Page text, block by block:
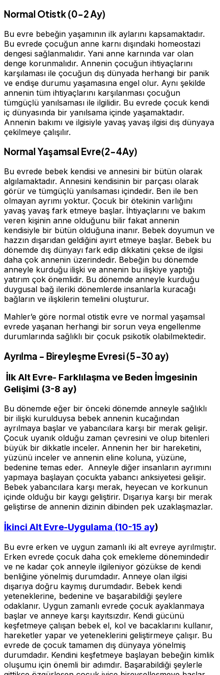
Normal Otistk (0-2 Ay)
Bu evre bebeğin yaşamının ilk aylarını kapsamaktadır.
Bu evrede çocuğun anne karnı dışındaki homeostazi
dengesi sağlanmalıdır. Yani anne karnında var olan
denge korunmalıdır. Annenin çocuğun ihtiyaçlarını
karşılaması ile çocuğun dış dünyada herhangi bir panik
ve endişe durumu yaşamasına engel olur. Aynı şekilde
annenin tüm ihtiyaçlarını karşılanması çocuğun
tümgüçlü yanılsaması ile ilgilidir. Bu evrede çocuk kendi
iç dünyasında bir yanılsama içinde yaşamaktadır.
Annenin bakımı ve ilgisiyle yavaş yavaş ilgisi dış dünyaya
çekilmeye çalışılır.
Normal Yaşamsal Evre(2-4Ay)
Bu evrede bebek kendisi ve annesini bir bütün olarak
algılamaktadır. Annesini kendisinin bir parçası olarak
görür ve tümgüçlü yanılsaması içindedir. Ben ile ben
olmayan ayrımı yoktur. Çocuk bir ötekinin varlığını
yavaş yavaş fark etmeye başlar. İhtiyaçlarını ve bakım
veren kişinin anne olduğunu bilir fakat annenin
kendisiyle bir bütün olduğuna inanır. Bebek doyumun ve
hazzın dışarıdan geldiğini ayırt etmeye başlar. Bebek bu
dönemde dış dünyayı fark edip dikkatini çekse de ilgisi
daha çok annenin üzerindedir. Bebeğin bu dönemde
anneyle kurduğu ilişki ve annenin bu ilişkiye yaptığı
yatırım çok önemlidir. Bu dönemde anneyle kurduğu
duygusal bağ ileriki dönemlerde insanlarla kuracağı
bağların ve ilişkilerin temelini oluşturur.
Mahler’e göre normal otistik evre ve normal yaşamsal
evrede yaşanan herhangi bir sorun veya engellenme
durumlarında sağlıklı bir çocuk psikotik olabilmektedir.
Ayrılma - Bireyleşme Evresi (5-30 ay)
İlk Alt Evre- Farklılaşma ve Beden İmgesinin
Gelişimi (3-8 ay)
Bu dönemde eğer bir önceki dönemde anneyle sağlıklı
bir ilişki kurulduysa bebek annenin kucağından
ayrılmaya başlar ve yabancılara karşı bir merak gelişir.
Çocuk uyanık olduğu zaman çevresini ve olup bitenleri
büyük bir dikkatle inceler. Annenin her bir hareketini,
yüzünü inceler ve annenin eline koluna, yüzüne,
bedenine temas eder. Anneyle diğer insanların ayrımını
yapmaya başlayan çocukta yabancı anksiyetesi gelişir.
Bebek yabancılara karşı merak, heyecan ve korkunun
içinde olduğu bir kaygı geliştirir. Dışarıya karşı bir merak
geliştirse de annenin dizinin dibinden pek uzaklaşmazlar.
İkinci Alt Evre-Uygulama (10-15 ay)
Bu evre erken ve uygun zamanlı iki alt evreye ayrılmıştır.
Erken evrede çocuk daha çok emekleme dönemindedir
ve ne kadar çok anneyle ilgileniyor gözükse de kendi
benliğine yönelmiş durumdadır. Anneye olan ilgisi
dışarıya doğru kaymış durumdadır. Bebek kendi
yeteneklerine, bedenine ve başarabildiği şeylere
odaklanır. Uygun zamanlı evrede çocuk ayaklanmaya
başlar ve anneye karşı kayıtsızdır. Kendi gücünü
keşfetmeye çalışan bebek el, kol ve bacaklarını kullanır,
hareketler yapar ve yeteneklerini geliştirmeye çalışır. Bu
evrede de çocuk tamamen dış dünyaya yönelmiş
durumdadır. Kendini keşfetmeye başlayan bebeğin kimlik
oluşumu için önemli bir adımdır. Başarabildiği şeylerle